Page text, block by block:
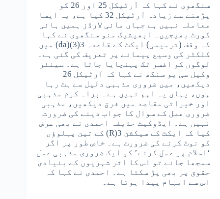
سنگھوی نے کہا کہ آرٹیکل 25 اور 26 کو
پڑھنے سے زیادہ آرٹیکل 32 کیا ہے، یہ ایسا
معاملہ نہیں ہے جہاں مائی لارڈز ہمیں ہائی
کورٹ بھیجیں۔ ابھیشیک منو سنگھوی نے کہا
کہ وقف (ترمیمی) ایکٹ کے قاعدہ 3(3)(da) میں
کلکٹر کی وسیع پیمانے پر تعریف کی گئی ہے۔
لوگوں کو افسر تک پہنچایا جاتا ہے۔ سینئر
وکیل سی یو سنگھ نے کہا کہ آرٹیکل 26
دیکھیں، میں ضروری مذہبی دلیل سے ہٹ رہا
ہوں، یہاں یہ اہم نہیں ہے۔ براہ کرم مذہبی
اور خیراتی مقاصد میں فرق دیکھیں، مذہبی
ضروری عمل کے سوال کا جواب دینے کی ضرورت
نہیں ہے۔ ایڈوکیٹ حذیفہ احمدی نے بھی عرض
کیا کہ ایکٹ کے سیکشن 3(R) کے تین پہلوؤں
کو نوٹ کرنے کی ضرورت ہے۔ خاص طور پر اگر
‘اسلام پر عمل کرنے’ کو ایک ضروری مذہبی عمل
سمجھا جائے تو اس کا اثر شہریوں کے بنیادی
حقوق پر بھی پڑ سکتا ہے۔ احمدی نے کہا کہ
اس سے ابہام پیدا ہوتا ہے۔